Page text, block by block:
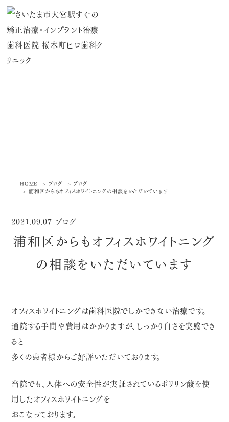
HOME ブログ
ブログ
浦和区からもオフィスホワイトニングの相談をいただいています
2021.09.07 ブログ
浦和区からもオフィスホワイトニング
の相談をいただいています
オフィスホワイトニングは歯科医院でしかできない治療です。
通院する手間や費用はかかりますが、しっかり白さを実感でき
ると
多くの患者様からご好評いただいております。
当院でも、人体への安全性が実証されているポリリン酸を使
用したオフィスホワイトニングを
おこなっております。